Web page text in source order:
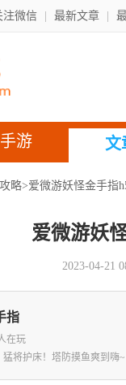
注微信 最新文章
手游 文
攻略>爱微游妖怪金手指
爱微游妖
2023-04-21
指
在玩
猛将护床！塔防摸鱼爽到嗨~